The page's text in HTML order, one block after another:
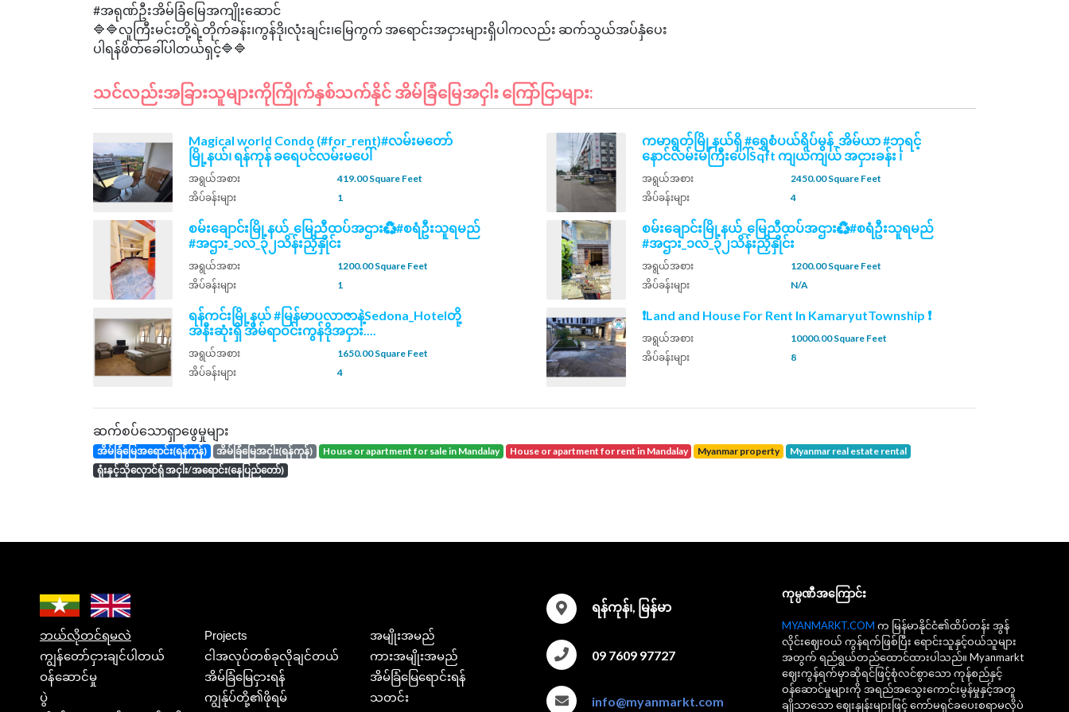
#အရုဏ်ဦးအိမ်ခြံမြေအကျိုးဆောင်
🔷🔷လူကြီးမင်းတို့ရဲ့တိုက်ခန်း၊ကွန်ဒို၊လုံးချင်း၊မြေကွက် အရောင်းအငှားများရှိပါကလည်း ဆက်သွယ်အပ်နှံပေး
သင်လည်းအခြားသူများကိုကြိုက်နှစ်သက်နိုင် အိမ်ခြံမြေအငှါး ကြော်ငြာများ:
Magical world Condo (#for_rent)#လမ်းမတော်
မြို့နယ်၊ ရန်ကုန် ခရေပင်လမ်းမပေါ်
အရွယ်အစား
419.00 Square Feet
အိပ်ခန်းများ
1
ကမာရွတ်မြို့နယ်ရှိ #ရွှေစံပယ်ရိပ်မွန်_အိမ်ယာ #ဘုရင့်
နောင်လမ်းမကြီးပေါ်Sqft ကျယ်ကျယ် အငှားခန်း ၊
အရွယ်အစား
2450.00 Square Feet
အိပ်ခန်းများ
4
စမ်းချောင်းမြို့နယ်_မြေညီထပ်အဌား♻️#စရံဦးသူရမည်
#အဌား_၁လ_၃၂သိန်းညှိနှိုင်း
အရွယ်အစား
1200.00 Square Feet
အိပ်ခန်းများ
1
စမ်းချောင်းမြို့နယ်_မြေညီထပ်အဌား♻️#စရံဦးသူရမည်
#အဌား_၁လ_၃၂သိန်းညှိနှိုင်း
အရွယ်အစား
1200.00 Square Feet
အိပ်ခန်းများ
N/A
ရန်ကင်းမြို့နယ် #မြန်မာပလာဇာနဲ့Sedona_Hotelတို့
အနီးဆုံးရှိ အိမ်ရာဝင်းကွန်ဒိုအငှား....
အရွယ်အစား
1650.00 Square Feet
အိပ်ခန်းများ
4
❗Land and House For Rent In KamaryutTownship ❗
အရွယ်အစား
10000.00 Square Feet
အိပ်ခန်းများ
8
ဆက်စပ်သောရှာဖွေမှုများ
အိမ်ခြံမြေအရောင်း(ရန်ကုန်) အိမ်ခြံမြေအငှါး(ရန်ကုန်) house or apartment for sale in Mandalay house or apartment for rent in Mandalay Myanmar property
Myanmar real estate rental
ရုံးနှင့်သိုလှောင်ရုံ အငှါး/အရောင်း(နေပြည်တော်)
ဘယ်လိုတင်ရမလဲ Projects
အမျိုးအမည်
ကျွန်တော်ငှားချင်ပါတယ်
ငါအလုပ်တစ်ခုလိုချင်တယ်
ကားအမျိုးအမည်
ဝန်ဆောင်မှု
အိမ်ခြံမြေငှားရန်
အိမ်ခြံမြေရောင်းရန်
ပွဲ
ကျွန်ုပ်တို့၏ဖိုရမ်
သတင်း
ရန်ကုန်၊, မြန်မာ
09 7609 97727
info@myanmarkt.com
ကုမ္ပဏီအကြောင်း
MYANMARKT.COM က မြန်မာနိုင်ငံ၏ထိပ်တန်း အွန်
လိုင်းဈေးဝယ် ကွန်ရက်ဖြစ်ပြီး ရောင်းသူနှင့်ဝယ်သူများ
အတွက် ရည်ရွယ်တည်ထောင်ထားပါသည်။ Myanmarkt
ဈေးကွန်ရက်မှာဆိုရင်ဖြင့်စုံလင်စွာသော ကုန်စည်နှင့်
ဝန်ဆောင်မှုများကို အရည်အသွေးကောင်းမွန်မှုနှင့်အတူ
ချိုသာသော ဈေးနှုန်းများဖြင့် ကော်မရှင်ခပေးစရာမလိုပဲ